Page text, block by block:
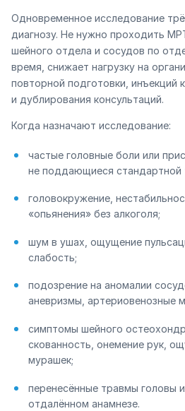
Одновременное исследование
диагнозу. Не нужно проходить
шейного отдела и сосудов по
время, снижает нагрузку на
повторной подготовки, инъекций
и дублирования консультаций.
Когда назначают исследование:
частые головные боли или
не поддающиеся стандартной
головокружение,
«опьянения» без алкоголя;
шум в ушах, ощущение
слабость;
подозрение на аномалии
аневризмы, артериовенозные
симптомы шейного
скованность, онемение рук,
мурашек;
перенесённые травмы головы
отдалённом анамнезе.